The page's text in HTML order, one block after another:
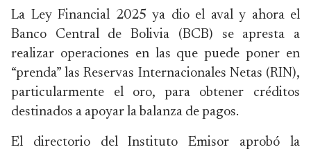
La Ley Financial 2025 ya dio el aval y ahora el
Banco Central de Bolivia (BCB) se apresta a
realizar operaciones en las que puede poner en
“prenda” las Reservas Internacionales Netas (RIN),
particularmente el oro, para obtener créditos
destinados a apoyar la balanza de pagos.
El directorio del Instituto Emisor aprobó la